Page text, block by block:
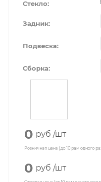
Стекло:
Задник:
Подвеска:
Сборка:
0 руб /шт
Розничная цена (до 10 рам одного
0 руб /шт